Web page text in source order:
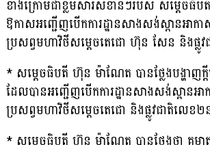
ខាងក្រោមជាខ្លឹមសារសំខាន់ៗរបស់ សម្តេច
ឱកាសអញ្ជើញបើកការដ្ឋានសាងសង់ស្ពានអា
ប្រសព្វមហាវិថីសម្តេចតេជោ ហ៊ុន សែន និងផ្លូ
* សម្តេចធិបតី ហ៊ុន ម៉ាណែត បានថ្លែងបង្ហាញ
ដែលបានអញ្ជើញបើកការដ្ឋានសាងសង់ស្ពាន
ប្រសព្វមហាវិថីសម្តេចតេជោ និងផ្លូវជាតិលេខ២ន